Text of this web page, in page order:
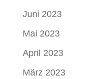
Juni 2023
Mai 2023
April 2023
März 2023